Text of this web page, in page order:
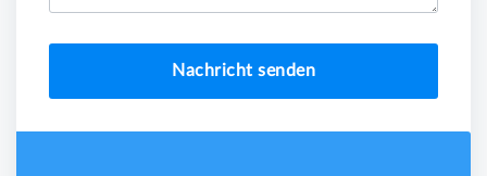
Nachricht senden